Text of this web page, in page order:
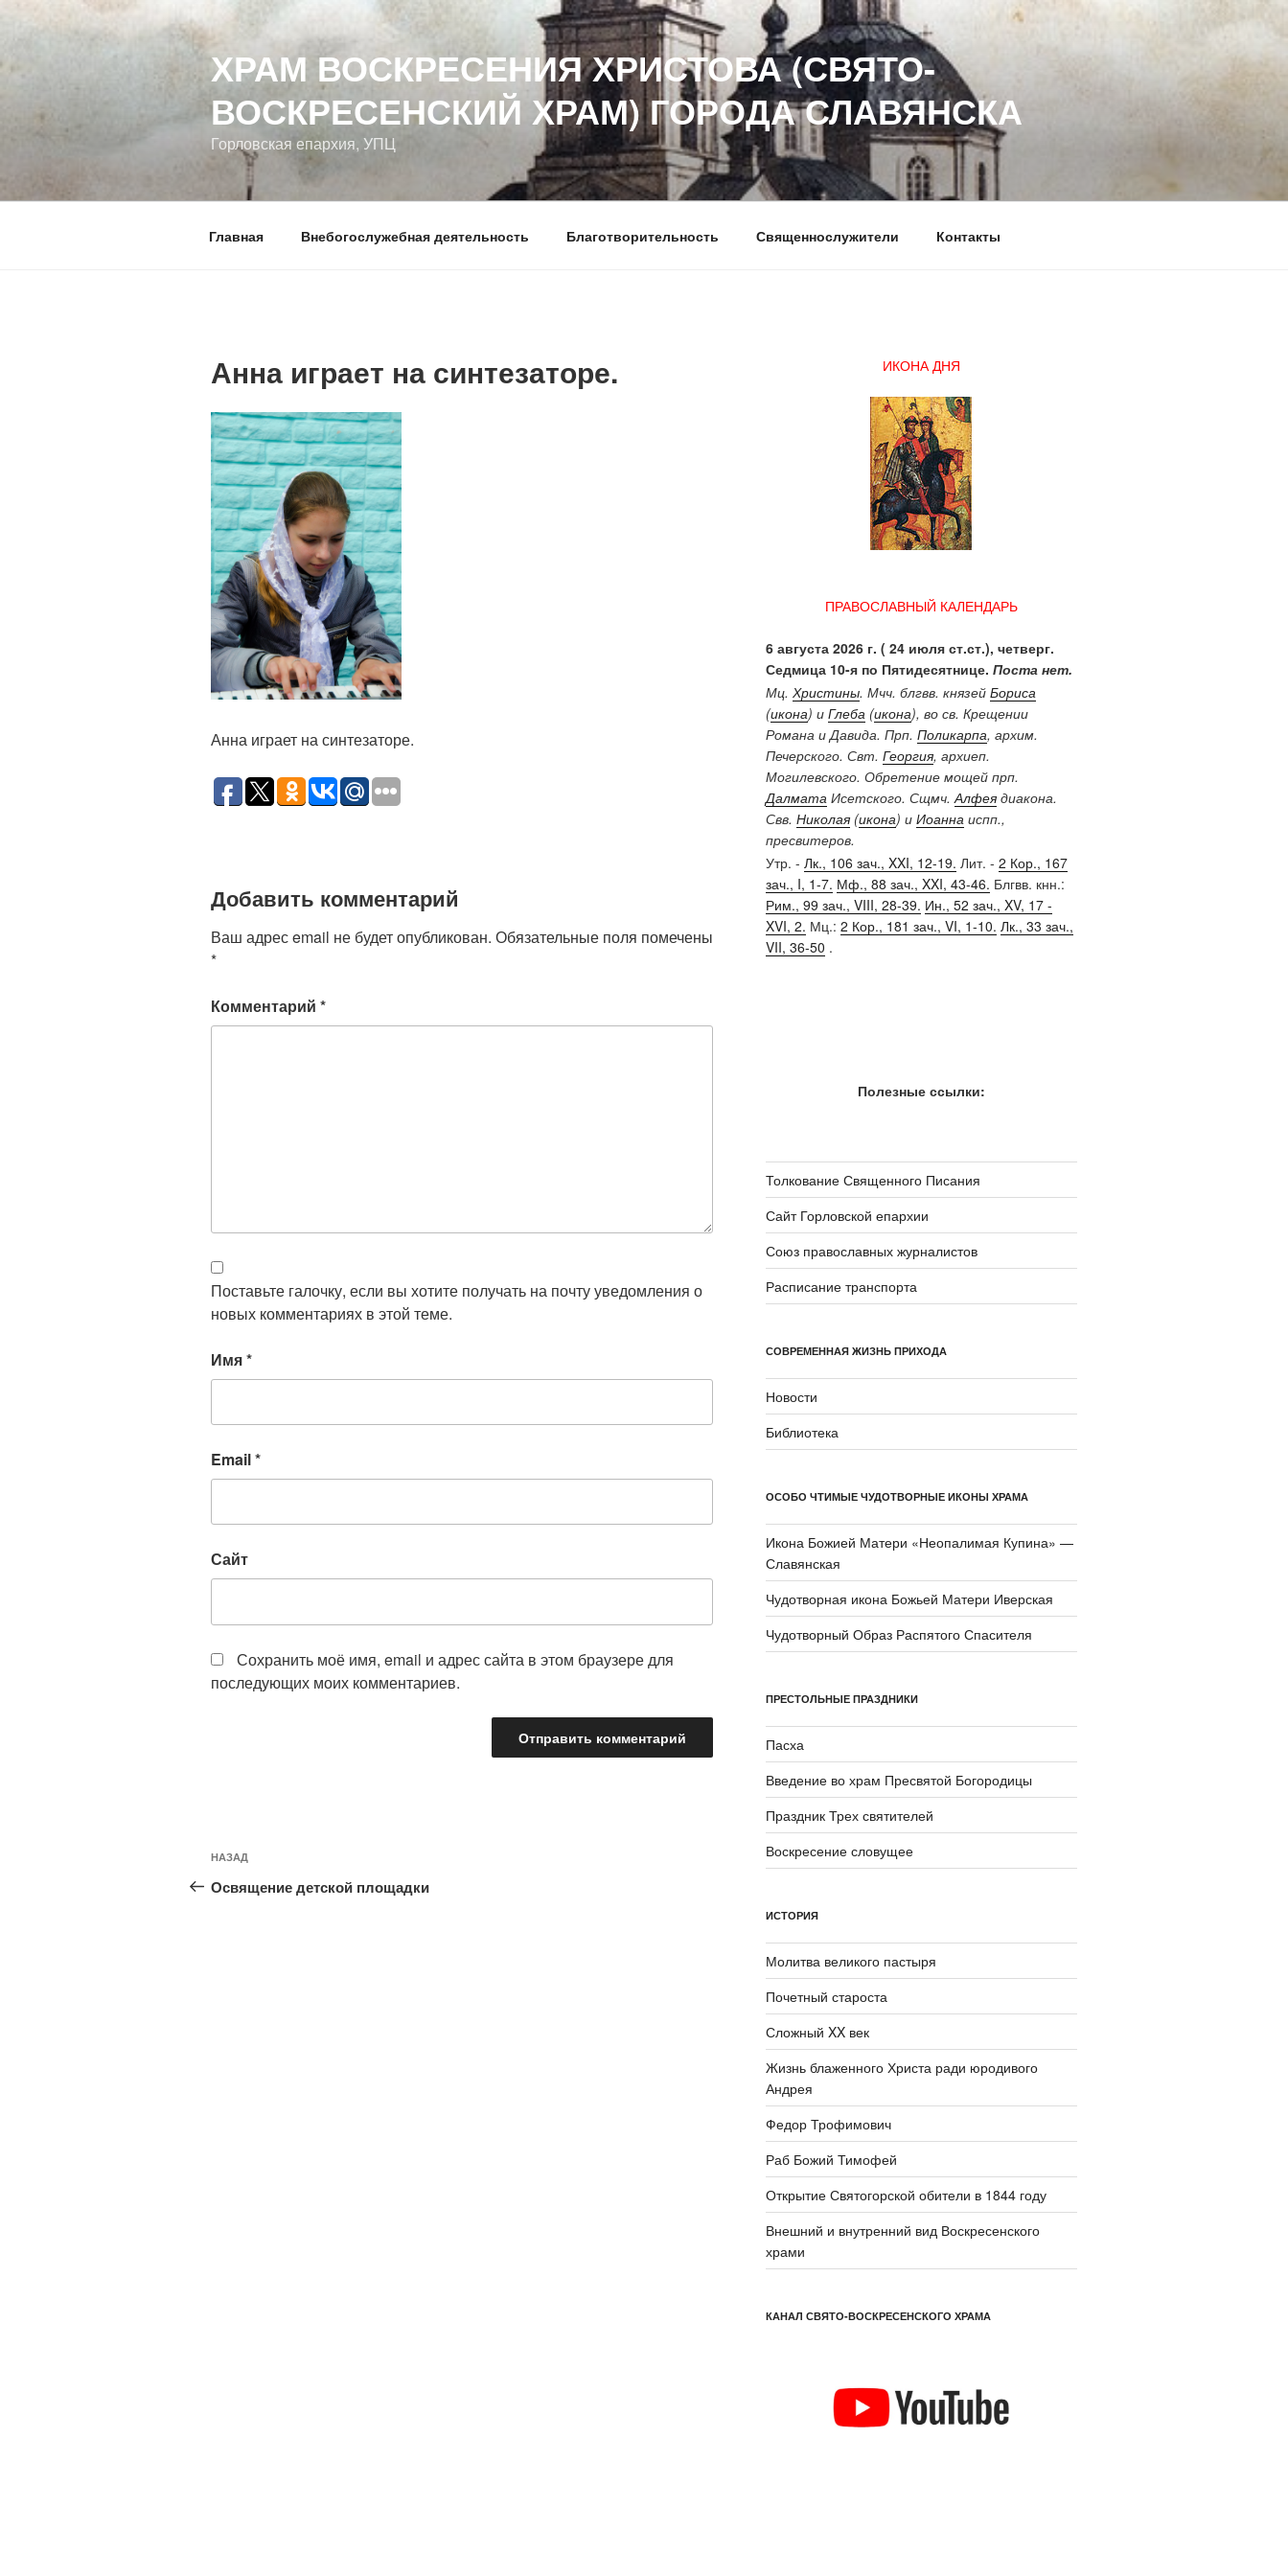
содержимому
ХРАМ ВОСКРЕСЕНИЯ ХРИСТОВА (СВЯТО-
ВОСКРЕСЕНСКИЙ ХРАМ) ГОРОДА СЛАВЯНСКА
Горловская епархия, УПЦ
Главная Внебогослужебная деятельность Благотворительность Священнослужители Контакты
Анна играет на синтезаторе.
Анна играет на синтезаторе.
Добавить комментарий
Ваш адрес email не будет опубликован. Обязательные поля помечены
*
Комментарий *
Поставьте галочку, если вы хотите получать на почту уведомления о
новых комментариях в этой теме.
Имя*
Email*
Сайт
Сохранить моё имя, email и адрес сайта в этом браузере для
последующих моих комментариев.
Навигация
по
записям
Предыдущая
запись:
НАЗАД
Освящение детской площадки
ИКОНА ДНЯ
ПРАВОСЛАВНЫЙ КАЛЕНДАРЬ
6 августа 2026 г. ( 24 июля ст.ст.), четверг.
Седмица 10-я по Пятидесятнице. Поста нет.
Мц. Христины. Мчч. блгвв. князей Бориса
(икона) и Глеба(икона), во св. Крещении
Романа и Давида. Прп. Поликарпа, архим.
Печерского. Свт. Георгия, архиеп.
Могилевского. Обретение мощей прп.
ДалматаИсетского. Сщмч.Алфеядиакона.
Свв. Николая(икона) и Иоаннаиспп.,
пресвитеров.
Утр. - Лк., 106 зач., XXI, 12-19. Лит. - 2 Кор., 167
зач., I, 1-7. Мф., 88 зач., XXI, 43-46. Блгвв. кнн.:
Рим., 99 зач., VIII, 28-39. Ин., 52 зач., XV, 17 -
XVI, 2. Мц.: 2 Кор., 181 зач., VI, 1-10. Лк., 33 зач.,
VII, 36-50 .
Полезные ссылки:
Толкование Священного Писания
Сайт Горловской епархии
Союз православных журналистов
Расписание транспорта
СОВРЕМЕННАЯ ЖИЗНЬ ПРИХОДА
Новости
Библиотека
ОСОБО ЧТИМЫЕ ЧУДОТВОРНЫЕ ИКОНЫ ХРАМА
Икона Божией Матери «Неопали­мая Купина» —
Славянская
Чудотворная икона Божьей Матери Иверская
Чудотворный Образ Распятого Спасителя
ПРЕСТОЛЬНЫЕ ПРАЗДНИКИ
Пасха
Введение во храм Пресвятой Богородицы
Праздник Трех святителей
Воскресение словущее
ИСТОРИЯ
Молитва великого пастыря
Почетный староста
Сложный XX век
Жизнь блаженного Христа ради юродивого
Андрея
Федор Трофимович
Раб Божий Тимофей
Открытие Святогорской обители в 1844 году
Внешний и внутренний вид Воскресенского
храми
КАНАЛ СВЯТО-ВОСКРЕСЕНСКОГО ХРАМА